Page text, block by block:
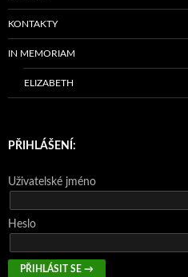
KONTAKTY
IN MEMORIAM
ELIZABETH
PŘIHLÁŠENÍ:
Uživatelské jméno
Heslo